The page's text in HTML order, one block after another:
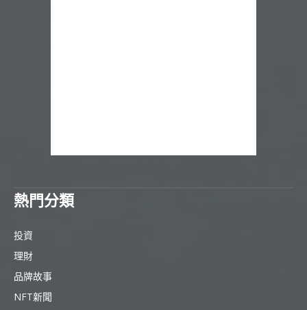
熱門分類
投資
理財
品牌故事
NFT新聞